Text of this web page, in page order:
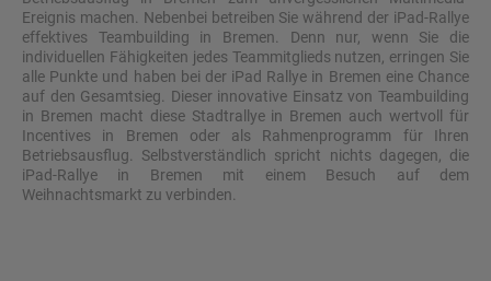
Ereignis machen. Nebenbei betreiben Sie während der iPad-Rallye
effektives Teambuilding in Bremen. Denn nur, wenn Sie die
individuellen Fähigkeiten jedes Teammitglieds nutzen, erringen Sie
alle Punkte und haben bei der iPad Rallye in Bremen eine Chance
auf den Gesamtsieg. Dieser innovative Einsatz von Teambuilding
in Bremen macht diese Stadtrallye in Bremen auch wertvoll für
Incentives in Bremen oder als Rahmenprogramm für Ihren
Betriebsausflug. Selbstverständlich spricht nichts dagegen, die
iPad-Rallye in Bremen mit einem Besuch auf dem
Weihnachtsmarkt zu verbinden.